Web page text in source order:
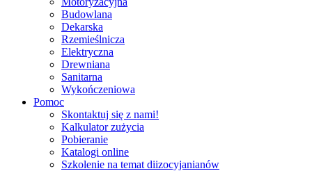
Budowlana
Dekarska
Rzemieślnicza
Elektryczna
Drewniana
Sanitarna
Wykończeniowa
Pomoc
Skontaktuj się z nami!
Kalkulator zużycia
Pobieranie
Katalogi online
Szkolenie na temat diizocyjanianów